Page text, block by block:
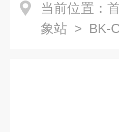
当前位置：
象站 > BK-